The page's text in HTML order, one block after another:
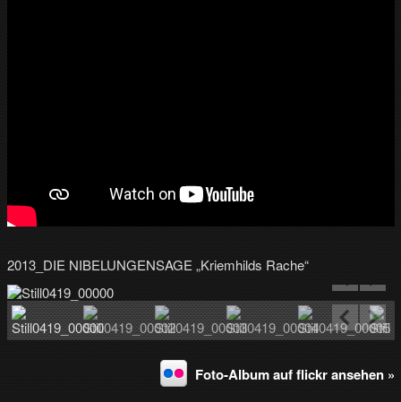
2013_DIE NIBELUNGENSAGE „Kriemhilds Rache“
Foto-Album auf flickr ansehen »